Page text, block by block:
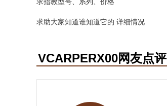
求助大家知道谁知道它的 详细情况
VCARPERX00网友点评